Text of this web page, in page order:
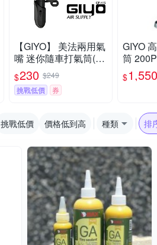
【GIYO】 美法兩用氣
嘴 迷你隨車打氣筒(G
P-41S)
$230 $249
挑戰低價
券
GIYO
筒
法兩
$1,550
挑戰低價 價格低到高 種類 排